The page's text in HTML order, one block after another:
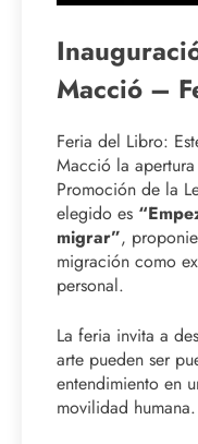
Macció –
Feria del Libro:
Macció la
Promoción de la
elegido es
migrar”,
migración como
personal.
La feria invita a
arte pueden ser
entendimiento en
movilidad humana.